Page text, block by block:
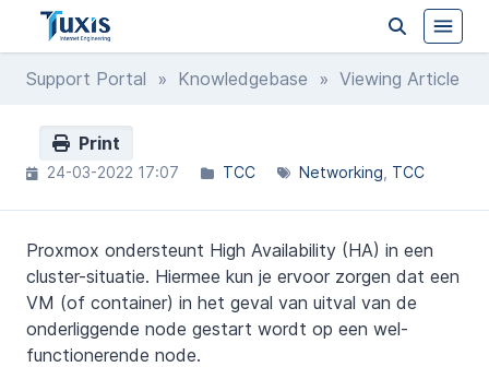
Support Portal » Knowledgebase » Viewing Article
Print
24-03-2022 17:07 TCC Networking TCC
Proxmox ondersteunt High Availability (HA) in een
cluster-situatie. Hiermee kun je ervoor zorgen dat een
VM (of container) in het geval van uitval van de
onderliggende node gestart wordt op een wel-
functionerende node.